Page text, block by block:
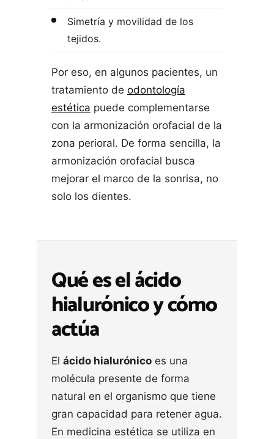
Simetría y movilidad de los
tejidos.
Por eso, en algunos pacientes, un
tratamiento de odontología
estética puede complementarse
con la armonización orofacial de la
zona perioral. De forma sencilla, la
armonización orofacial busca
mejorar el marco de la sonrisa, no
solo los dientes.
Qué es el ácido
hialurónico y cómo
actúa
El ácido hialurónico es una
molécula presente de forma
natural en el organismo que tiene
gran capacidad para retener agua.
En medicina estética se utiliza en